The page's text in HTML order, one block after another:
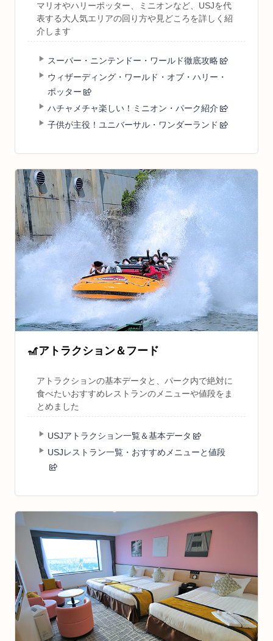
マリオやハリーポッター、ミニオンなど、USJを代
表する大人気エリアの回り方や見どころを詳しく紹
介します
スーパー・ニンテンドー・ワールド徹底攻略
ウィザーディング・ワールド・オブ・ハリー・
ポッター
ハチャメチャ楽しい！ミニオン・パーク紹介
子供が主役！ユニバーサル・ワンダーランド
🎢アトラクション＆フード
アトラクションの基本データと、パーク内で絶対に
食べたいおすすめレストランのメニューや値段をま
とめました
USJアトラクション一覧＆基本データ
USJレストラン一覧・おすすめメニューと値段